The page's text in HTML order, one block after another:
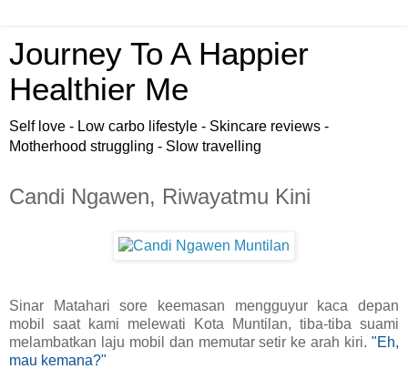
Journey To A Happier
Healthier Me
Self love - Low carbo lifestyle - Skincare reviews -
Motherhood struggling - Slow travelling
Candi Ngawen, Riwayatmu Kini
Sinar Matahari sore keemasan mengguyur kaca depan
mobil saat kami melewati Kota Muntilan, tiba-tiba suami
melambatkan laju mobil dan memutar setir ke arah kiri. "Eh,
mau kemana?"